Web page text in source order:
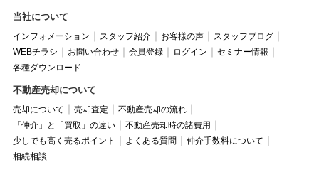
当社について
インフォメーション スタッフ紹介 お客様の声
スタッフブログ
WEBチラシ
お問い合わせ 会員登録 ログイン
セミナー情報
各種ダウンロード
不動産売却について
売却について 売却査定
不動産売却の流れ
「仲介」と「買取」の違い
不動産売却時の諸費用
少しでも高く売るポイント
よくある質問
仲介手数料について
相続相談